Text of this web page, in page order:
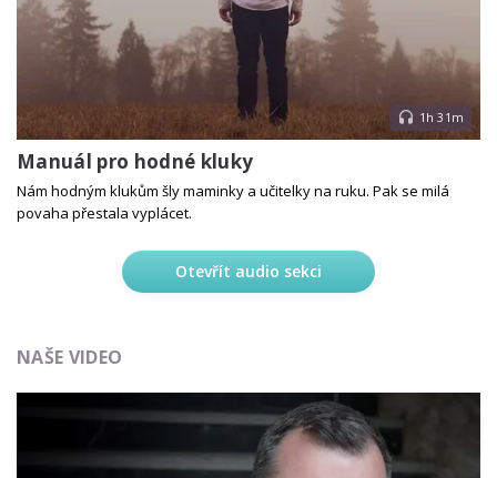
1h 31m
Manuál pro hodné kluky
Nám hodným klukům šly maminky a učitelky na ruku. Pak se milá
povaha přestala vyplácet.
Otevřít audio sekci
NAŠE VIDEO